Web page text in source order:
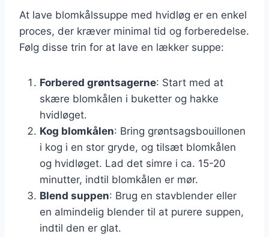
At lave blomkålssuppe med hvidløg er en enkel
proces, der kræver minimal tid og forberedelse.
Følg disse trin for at lave en lækker suppe:
Forbered grøntsagerne: Start med at
skære blomkålen i buketter og hakke
hvidløget.
Kog blomkålen: Bring grøntsagsbouillonen
i kog i en stor gryde, og tilsæt blomkålen
og hvidløget. Lad det simre i ca. 15-20
minutter, indtil blomkålen er mør.
Blend suppen: Brug en stavblender eller
en almindelig blender til at purere suppen,
indtil den er glat.